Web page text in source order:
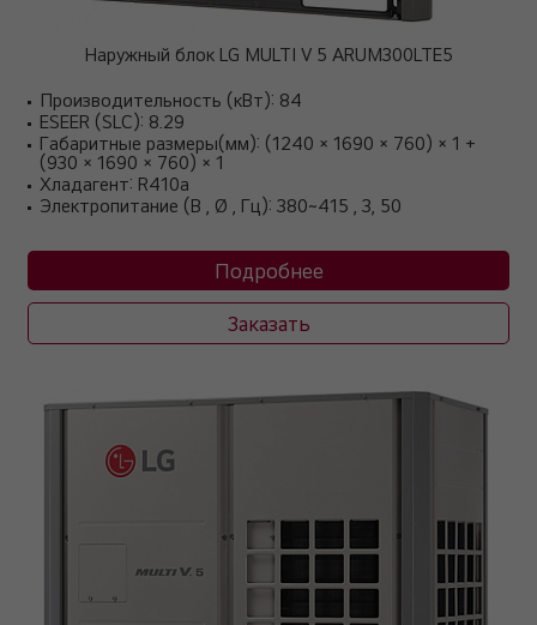
Наружный блок LG MULTI V 5 ARUM300LTE5
Производительность (кВт): 84
ESEER (SLC): 8.29
Габаритные размеры(мм): (1240 × 1690 × 760) × 1 +
(930 × 1690 × 760) × 1
Хладагент: R410a
Электропитание (В , Ø , Гц): 380~415 , 3, 50
Подробнее
Заказать